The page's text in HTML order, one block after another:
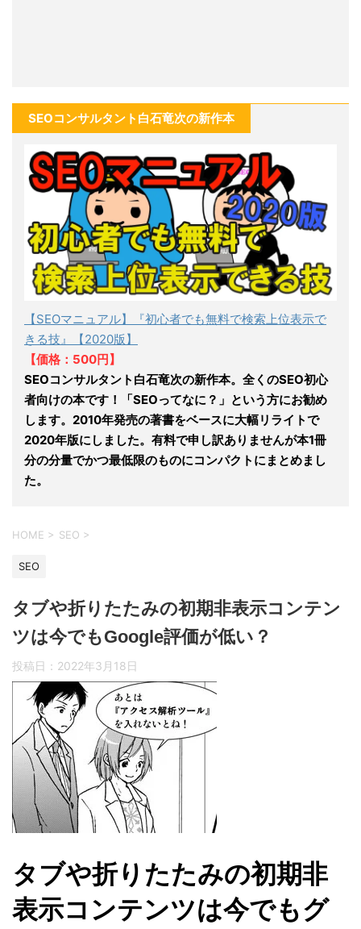
SEOコンサルタント白石竜次の新作本
【SEOマニュアル】『初心者でも無料で検索上位表示で
きる技』【2020版】
【価格：500円】
SEOコンサルタント白石竜次の新作本。全くのSEO初心
者向けの本です！「SEOってなに？」という方にお勧め
します。2010年発売の著書をベースに大幅リライトで
2020年版にしました。有料で申し訳ありませんが本1冊
分の分量でかつ最低限のものにコンパクトにまとめまし
た。
HOME > SEO >
SEO
タブや折りたたみの初期非表示コンテン
ツは今でもGoogle評価が低い？
投稿日： 2022年3月18日
タブや折りたたみの初期非
表示コンテンツは今でもグ